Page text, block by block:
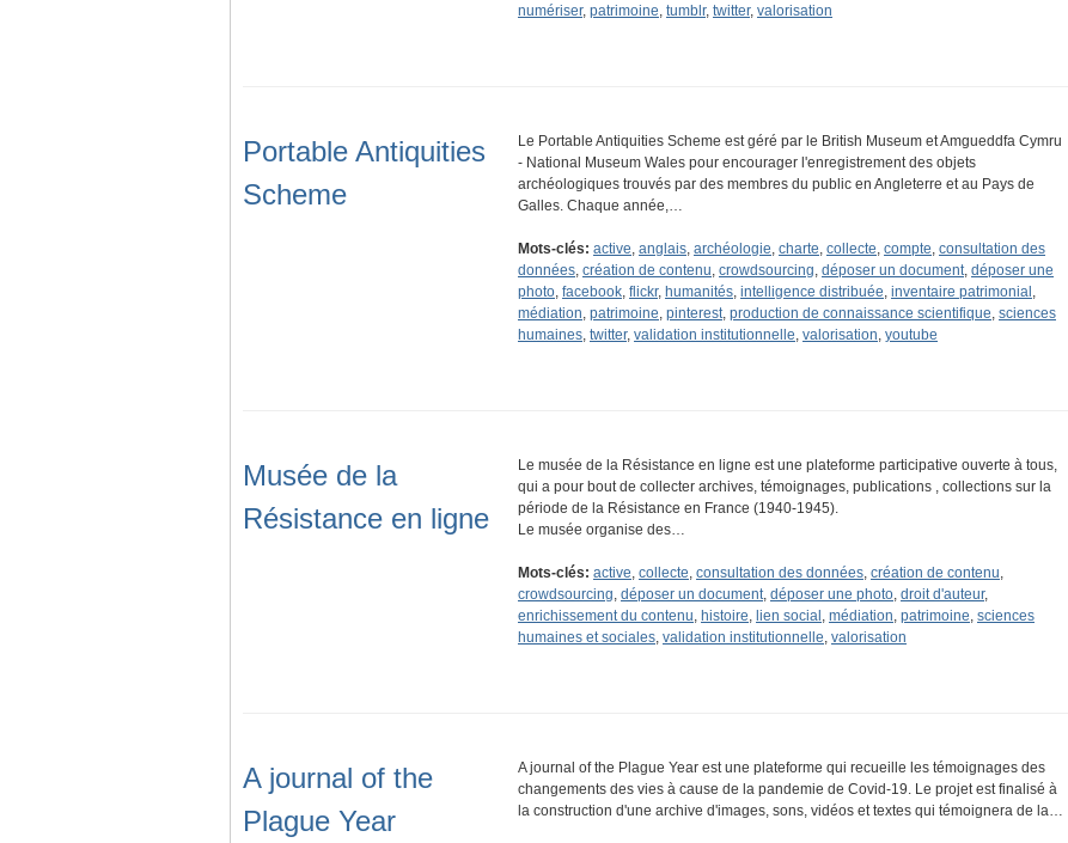
numériser, patrimoine, tumblr, twitter, valorisation
Portable Antiquities
Scheme
Le Portable Antiquities Scheme est géré par le British Museum et Amgueddfa Cymru
- National Museum Wales pour encourager l'enregistrement des objets
archéologiques trouvés par des membres du public en Angleterre et au Pays de
Galles. Chaque année,…
Mots-clés: active, anglais, archéologie, charte, collecte, compte, consultation des
données, création de contenu, crowdsourcing, déposer un document, déposer une
photo, facebook, flickr, humanités, intelligence distribuée, inventaire patrimonial ,
médiation, patrimoine, pinterest, production de connaissance scientifique, sciences
humaines, twitter, validation institutionnelle, valorisation, youtube
Musée de la
Résistance en ligne
Le musée de la Résistance en ligne est une plateforme participative ouverte à tous,
qui a pour bout de collecter archives, témoignages, publications , collections sur la
période de la Résistance en France (1940-1945).
Le musée organise des…
Mots-clés: active, collecte, consultation des données, création de contenu,
crowdsourcing, déposer un document, déposer une photo, droit d'auteur,
enrichissement du contenu, histoire, lien social , médiation, patrimoine, sciences
humaines et sociales, validation institutionnelle, valorisation
A journal of the
Plague Year
A journal of the Plague Year est une plateforme qui recueille les témoignages des
changements des vies à cause de la pandemie de Covid-19. Le projet est finalisé à
la construction d'une archive d'images, sons, vidéos et textes qui témoignera de la…